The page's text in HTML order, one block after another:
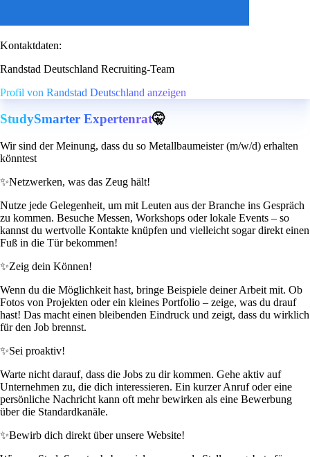
Kontaktdaten:
Randstad Deutschland Recruiting-Team
Profil von Randstad Deutschland anzeigen
StudySmarter Expertenrat🤫
Wir sind der Meinung, dass du so Metallbaumeister (m/w/d) erhalten
könntest
✨Netzwerken, was das Zeug hält!
Nutze jede Gelegenheit, um mit Leuten aus der Branche ins Gespräch
zu kommen. Besuche Messen, Workshops oder lokale Events – so
kannst du wertvolle Kontakte knüpfen und vielleicht sogar direkt einen
Fuß in die Tür bekommen!
✨Zeig dein Können!
Wenn du die Möglichkeit hast, bringe Beispiele deiner Arbeit mit. Ob
Fotos von Projekten oder ein kleines Portfolio – zeige, was du drauf
hast! Das macht einen bleibenden Eindruck und zeigt, dass du wirklich
für den Job brennst.
✨Sei proaktiv!
Warte nicht darauf, dass die Jobs zu dir kommen. Gehe aktiv auf
Unternehmen zu, die dich interessieren. Ein kurzer Anruf oder eine
persönliche Nachricht kann oft mehr bewirken als eine Bewerbung
über die Standardkanäle.
✨Bewirb dich direkt über unsere Website!